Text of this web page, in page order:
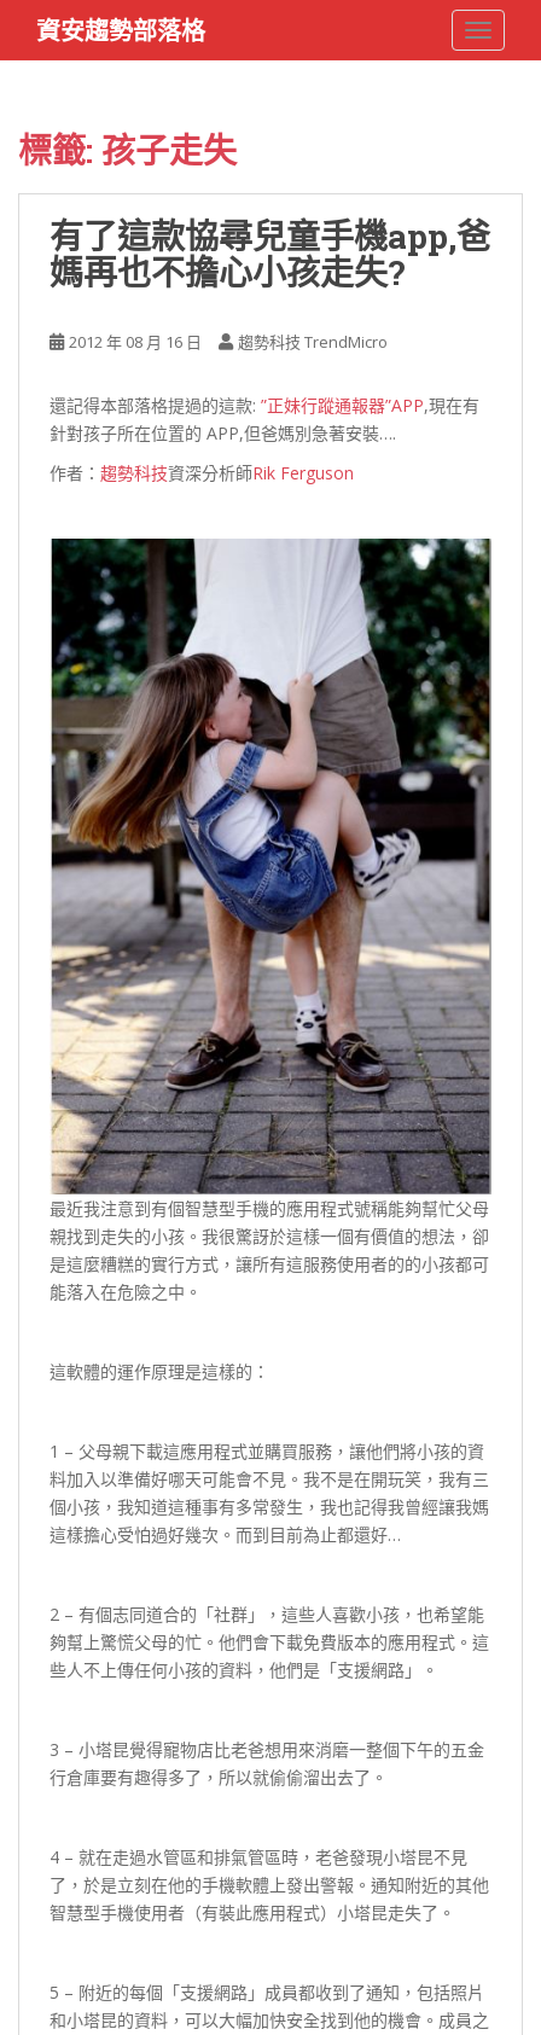
i
資安趨勢部落格
標籤: 孩子走失
有了這款協尋兒童手機app,爸
媽再也不擔心小孩走失?
2012 年 08 月 16 日 趨勢科技 TrendMicro
還記得本部落格提過的這款: ”正妹行蹤通報器”APP,現在有
針對孩子所在位置的 APP,但爸媽別急著安裝….
作者： 趨勢科技資深分析師Rik Ferguson
最近我注意到有個智慧型手機的應用程式號稱能夠幫忙父母
親找到走失的小孩。我很驚訝於這樣一個有價值的想法，卻
是這麼糟糕的實行方式，讓所有這服務使用者的的小孩都可
能落入在危險之中。
這軟體的運作原理是這樣的：
1 – 父母親下載這應用程式並購買服務，讓他們將小孩的資
料加入以準備好哪天可能會不見。我不是在開玩笑，我有三
個小孩，我知道這種事有多常發生，我也記得我曾經讓我媽
這樣擔心受怕過好幾次。而到目前為止都還好…
2 – 有個志同道合的「社群」，這些人喜歡小孩，也希望能
夠幫上驚慌父母的忙。他們會下載免費版本的應用程式。這
些人不上傳任何小孩的資料，他們是「支援網路」。
3 – 小塔昆覺得寵物店比老爸想用來消磨一整個下午的五金
行倉庫要有趣得多了，所以就偷偷溜出去了。
4 – 就在走過水管區和排氣管區時，老爸發現小塔昆不見
了，於是立刻在他的手機軟體上發出警報。通知附近的其他
智慧型手機使用者（有裝此應用程式）小塔昆走失了。
5 – 附近的每個「支援網路」成員都收到了通知，包括照片
和小塔昆的資料，可以大幅加快安全找到他的機會。成員之